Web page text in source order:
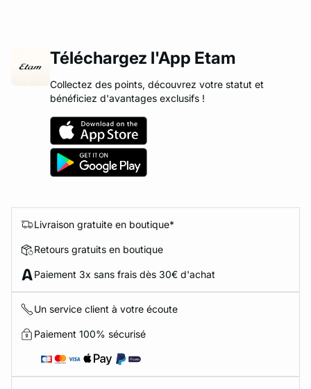
Téléchargez l'App Etam
Collectez des points, découvrez votre statut et
bénéficiez d'avantages exclusifs !
Livraison gratuite en boutique*
Retours gratuits en boutique
Paiement 3x sans frais dès 30€ d'achat
Un service client à votre écoute
Paiement 100% sécurisé